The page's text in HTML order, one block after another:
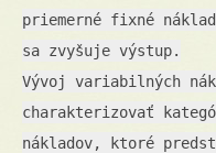
priemerné fixné
sa zvyšuje výstup.
Vývoj variabilných
charakterizovať
nákladov, ktoré